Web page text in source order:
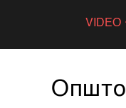
VIDEO
Општо